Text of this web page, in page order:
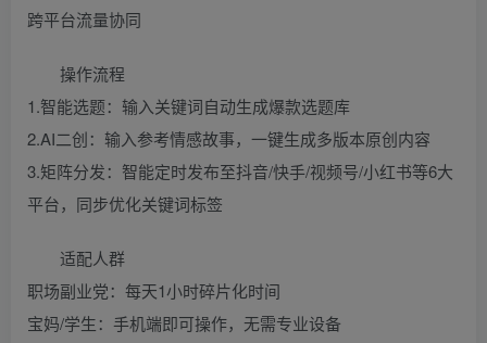
跨平台流量协同
操作流程
1.智能选题：输入关键词自动生成爆款选题库
2.AI二创：输入参考情感故事，一键生成多版本原创内容
3.矩阵分发：智能定时发布至抖音/快手/视频号/小红书等6大
平台，同步优化关键词标签
适配人群
职场副业党：每天1小时碎片化时间
宝妈/学生：手机端即可操作，无需专业设备